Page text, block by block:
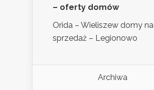
– oferty domów
Orida – Wieliszew domy na
sprzedaż – Legionowo
Archiwa